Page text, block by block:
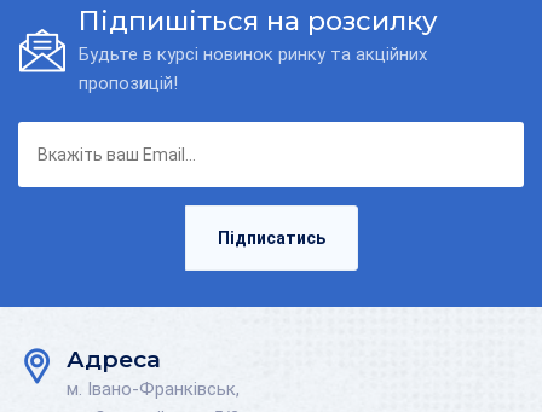
Підпишіться на розсилку
Будьте в курсі новинок ринку та акційних
пропозицій!
Підписатись
Адреса
м. Івано-Франківськ,